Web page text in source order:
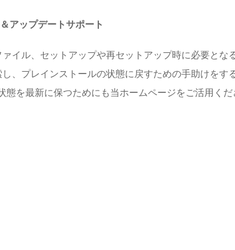
アップデートサポート
イル、セットアップや再セットアップ時に必要と
、プレインストールの状態に戻すための手助けを
を最新に保つためにも当ホームページをご活用くだ